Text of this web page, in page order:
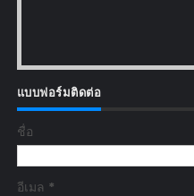
แบบฟอร์มติดต่อ
ชื่อ
อีเมล *